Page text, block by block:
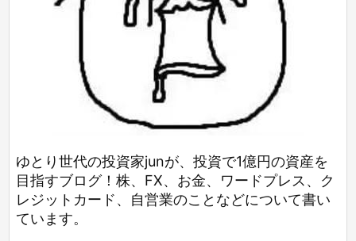
ゆとり世代の投資家junが、投資で1億円の資産を
目指すブログ！株、FX、お金、ワードプレス、ク
レジットカード、自営業のことなどについて書い
ています。